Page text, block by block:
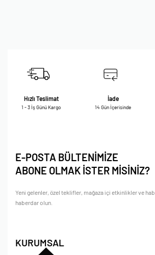
Hızlı Teslimat
1 - 3 İş Günü Kargo
İade
14 Gün İçerisinde
KURUMSAL
E-POSTA BÜLTENİMİZE
ABONE OLMAK İSTER MİSİNİZ?
Yeni gelenler, özel teklifler, mağaza içi etkinlikler ve
haberdar olun.